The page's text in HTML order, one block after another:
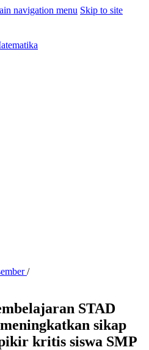
navigation menu Skip to site
/
STAD
sikap
kritis siswa SMP